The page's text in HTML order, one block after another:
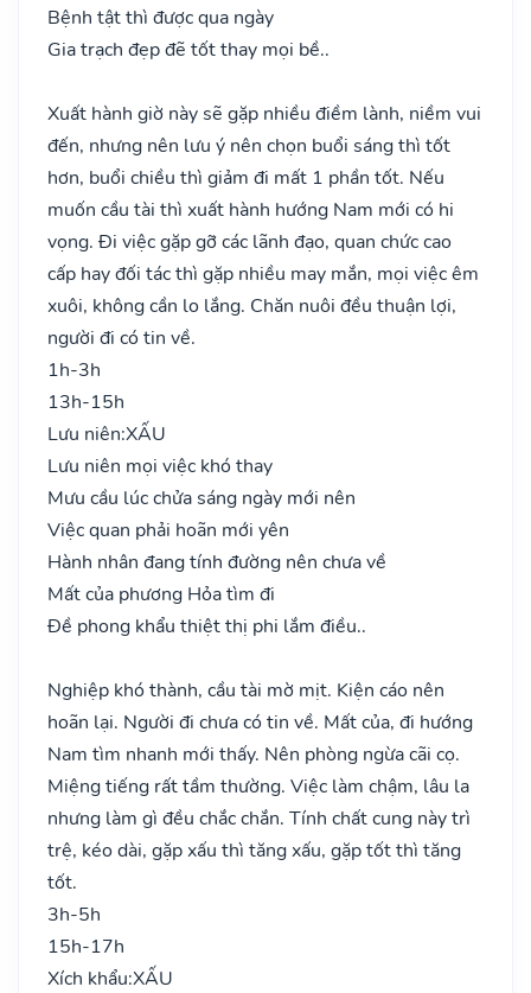
Bệnh tật thì được qua ngày
Gia trạch đẹp đẽ tốt thay mọi bề..
Xuất hành giờ này sẽ gặp nhiều điềm lành, niềm vui
đến, nhưng nên lưu ý nên chọn buổi sáng thì tốt
hơn, buổi chiều thì giảm đi mất 1 phần tốt. Nếu
muốn cầu tài thì xuất hành hướng Nam mới có hi
vọng. Đi việc gặp gỡ các lãnh đạo, quan chức cao
cấp hay đối tác thì gặp nhiều may mắn, mọi việc êm
xuôi, không cần lo lắng. Chăn nuôi đều thuận lợi,
người đi có tin về.
1h-3h
13h-15h
Lưu niên:XẤU
Lưu niên mọi việc khó thay
Mưu cầu lúc chửa sáng ngày mới nên
Việc quan phải hoãn mới yên
Hành nhân đang tính đường nên chưa về
Mất của phương Hỏa tìm đi
Đề phong khẩu thiệt thị phi lắm điều..
Nghiệp khó thành, cầu tài mờ mịt. Kiện cáo nên
hoãn lại. Người đi chưa có tin về. Mất của, đi hướng
Nam tìm nhanh mới thấy. Nên phòng ngừa cãi cọ.
Miệng tiếng rất tầm thường. Việc làm chậm, lâu la
nhưng làm gì đều chắc chắn. Tính chất cung này trì
trệ, kéo dài, gặp xấu thì tăng xấu, gặp tốt thì tăng
tốt.
3h-5h
15h-17h
Xích khẩu:XẤU